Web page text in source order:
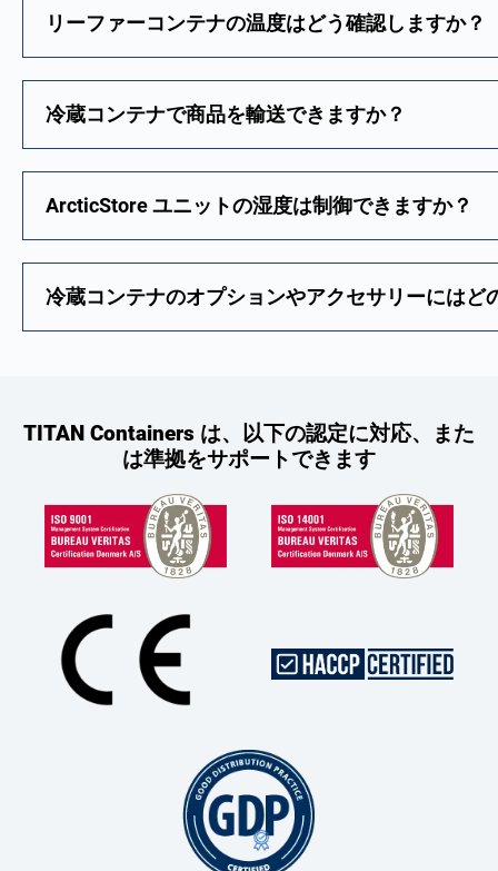
リーファーコンテナの温度はどう確認しますか？
冷蔵コンテナで商品を輸送できますか？
ArcticStore ユニットの湿度は制御できますか？
冷蔵コンテナのオプションやアクセサリーにはど
TITAN Containers は、以下の認定に対応、また
は準拠をサポートできます